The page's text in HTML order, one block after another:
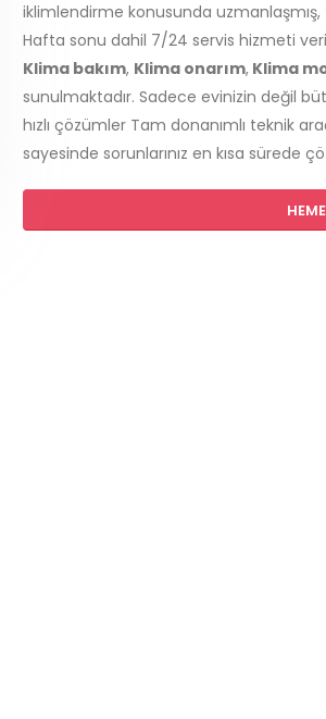
iklimlendirme konusunda
Hafta sonu dahil 7/24 servis hizmeti
Klima bakım, Klima onarım,Klima
sunulmaktadır. Sadece evinizin değil
hızlı çözümler Tam donanımlı teknik
sayesinde sorunlarınız en kısa sürede